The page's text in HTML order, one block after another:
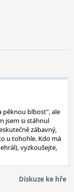
pěknou blbost", ale
jsem si stáhnul
zábavný,
u tohohle. Kdo má
vyzkoušejte,
Diskuze ke hře